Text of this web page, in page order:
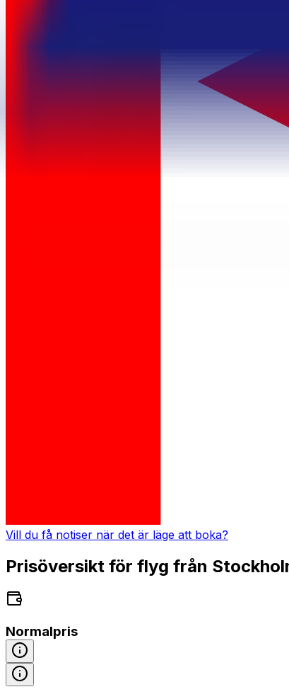
Vill du få notiser när det är läge att boka?
Prisöversikt för flyg från
Normalpris